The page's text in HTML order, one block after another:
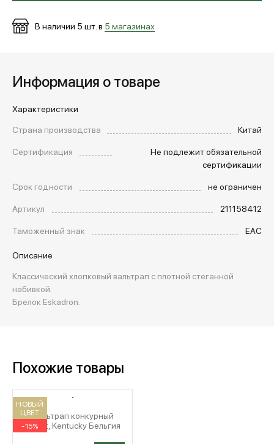
В наличии 5 шт. в 5 магазинах
Информация о товаре
Характеристики
Страна производства
Китай
Сертификация
Не подлежит обязательной
сертификации
Срок годности
не ограничен
Артикул
211158412
Таможенный знак
EAC
Описание
Классический хлопковый вальтрап с плотной стеганной
набивкой.
Брелок Eskadron.
Похожие товары
НОВЫЙ
ЦВЕТ
-15%
Вальтрап конкурный
Velvet, Kentucky Бельгия